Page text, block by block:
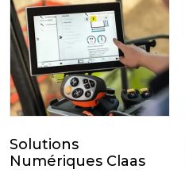
Solutions
Numériques Claas